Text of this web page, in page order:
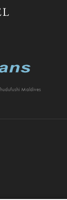
Maldives